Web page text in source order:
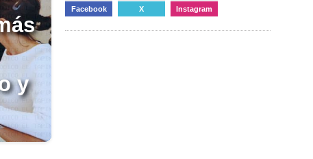
y
Facebook X Instagram